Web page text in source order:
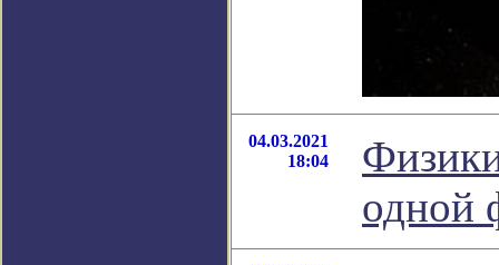
04.03.2021
18:04
одной